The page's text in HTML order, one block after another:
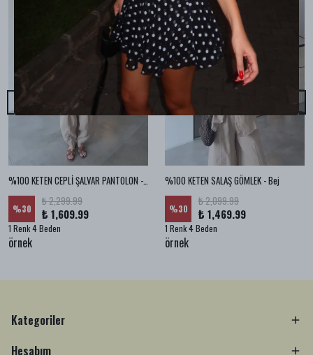
%30
₺ 2,299.99
₺ 1,609.99
1 Renk 4 Beden
örnek
%100 KETEN SALAŞ GÖMLEK - Bej
%30
₺ 2,099.99
₺ 1,469.99
1 Renk 4 Beden
örnek
Kategoriler
Hesabım